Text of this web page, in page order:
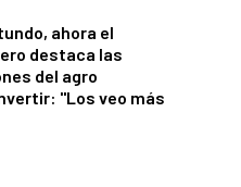
ahora el
destaca las
del agro
"Los veo más